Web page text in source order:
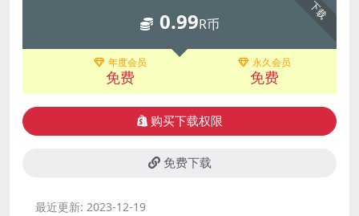
下载
0.99R币
年度会员
免费
永久会员
免费
购买下载权限
免费下载
最近更新: 2023-12-19